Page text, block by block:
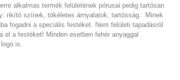
alkalmas termék felületének pórusai pedig tartósan
rikító színek, tökéletes árnyalatok, tartósság. Minek
fogadni a speciális festéket. Nem felületi tapadásról
el a festéket! Minden esetben fehér anyaggal
is.